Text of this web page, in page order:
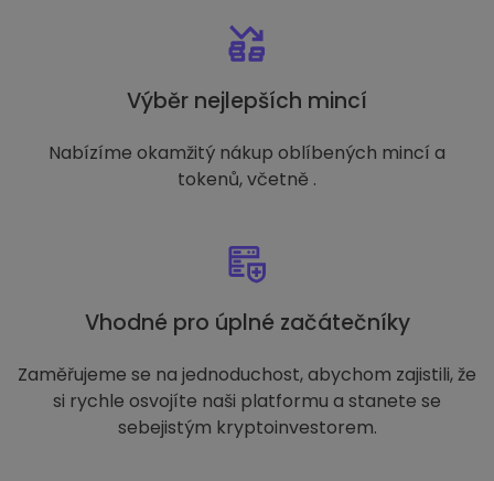
Výběr nejlepších mincí
Nabízíme okamžitý nákup oblíbených mincí a
tokenů, včetně .
Vhodné pro úplné začátečníky
Zaměřujeme se na jednoduchost, abychom zajistili, že
si rychle osvojíte naši platformu a stanete se
sebejistým kryptoinvestorem.